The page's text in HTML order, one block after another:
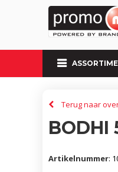
Terug naar
BODHI
Artikelnummer: